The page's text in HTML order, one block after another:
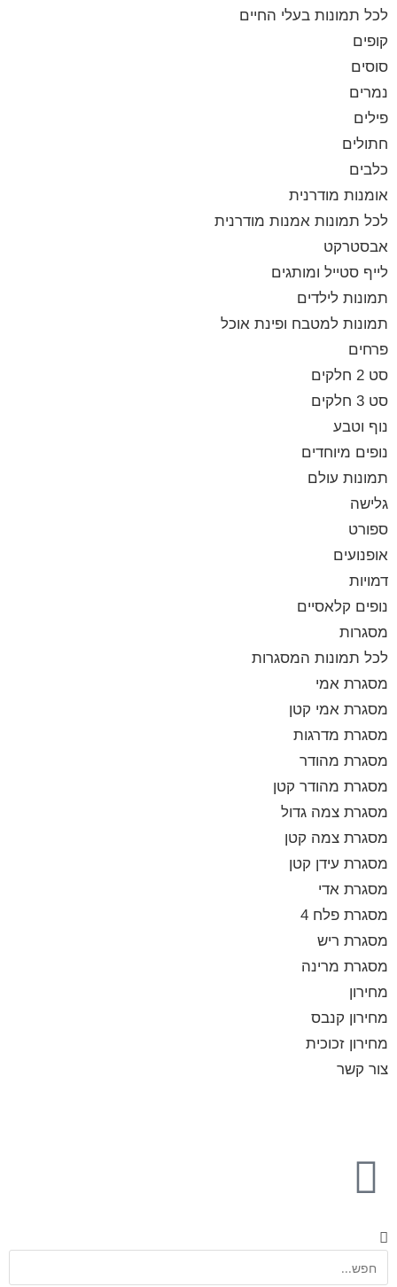
לכל תמונות בעלי החיים
קופים
סוסים
נמרים
פילים
חתולים
כלבים
אומנות מודרנית
לכל תמונות אמנות מודרנית
אבסטרקט
לייף סטייל ומותגים
תמונות לילדים
תמונות למטבח ופינת אוכל
פרחים
סט 2 חלקים
סט 3 חלקים
נוף וטבע
נופים מיוחדים
תמונות עולם
גלישה
ספורט
אופנועים
דמויות
נופים קלאסיים
מסגרות
לכל תמונות המסגרות
מסגרת אמי
מסגרת אמי קטן
מסגרת מדרגות
מסגרת מהודר
מסגרת מהודר קטן
מסגרת צמה גדול
מסגרת צמה קטן
מסגרת עידן קטן
מסגרת אדי
מסגרת פלח 4
מסגרת ריש
מסגרת מרינה
מחירון
מחירון קנבס
מחירון זכוכית
צור קשר